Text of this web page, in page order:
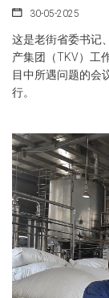
30-05-2025
这是老街省委书记
产集团（TKV）工
目中所遇问题的会
行。